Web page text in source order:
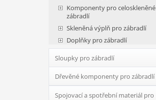
Komponenty pro celoskleněné
zábradlí
Skleněná výplň pro zábradlí
Doplňky pro zábradlí
Sloupky pro zábradlí
Dřevěné komponenty pro zábradlí
Spojovací a spotřební materiál pro